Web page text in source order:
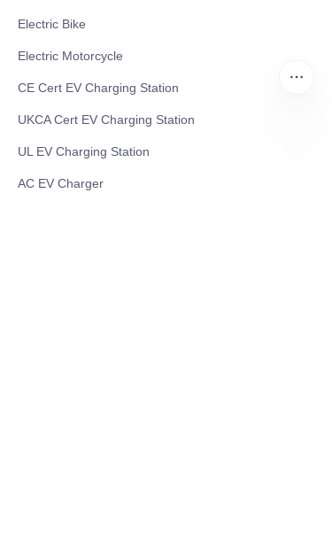
Electric Bike
Electric Motorcycle
CE Cert EV Charging Station
UKCA Cert EV Charging Station
UL EV Charging Station
AC EV Charger